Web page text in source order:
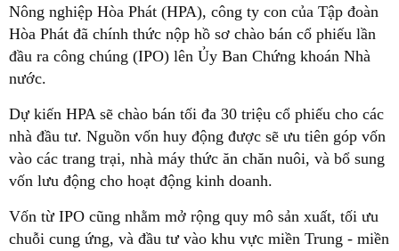
Nông nghiệp Hòa Phát (HPA), công ty con của Tập đoàn
Hòa Phát đã chính thức nộp hồ sơ chào bán cổ phiếu lần
đầu ra công chúng (IPO) lên Ủy Ban Chứng khoán Nhà
nước.
Dự kiến HPA sẽ chào bán tối đa 30 triệu cổ phiếu cho các
nhà đầu tư. Nguồn vốn huy động được sẽ ưu tiên góp vốn
vào các trang trại, nhà máy thức ăn chăn nuôi, và bổ sung
vốn lưu động cho hoạt động kinh doanh.
Vốn từ IPO cũng nhằm mở rộng quy mô sản xuất, tối ưu
chuỗi cung ứng, và đầu tư vào khu vực miền Trung - miền